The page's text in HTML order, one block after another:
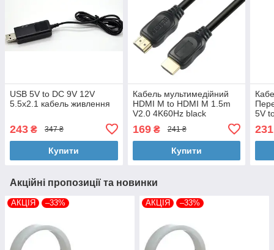
USB 5V to DC 9V 12V
5.5x2.1 кабель живлення
243 ₴ 347 ₴
Купити
Кабель мультимедійний
HDMI M to HDMI M 1.5m
V2.0 4K60Hz black
ColorWay (CW-CBHD078-
BK)
169₴ 241 ₴
Купити
5V
231
Акційні пропозиції та новинки
АКЦІЯ –33% АКЦІЯ –33%